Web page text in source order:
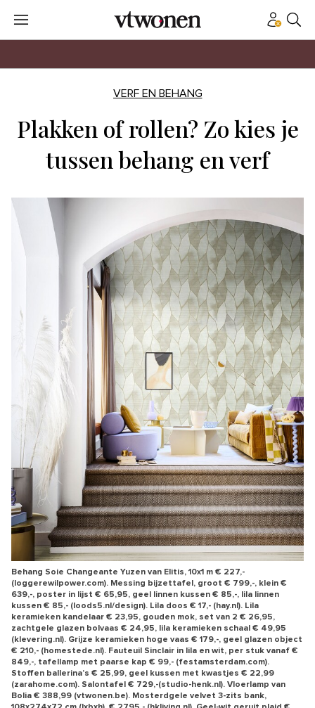
VERF EN BEHANG
Plakken of rollen? Zo kies je
tussen behang en verf
Behang Soie Changeante Yuzen van Elitis, 10x1 m € 227,-
(loggerewilpower.com). Messing bijzettafel, groot € 799,-, klein €
639,-, poster in lijst € 65,95, geel linnen kussen € 85,-, lila linnen
kussen € 85,- (loods5.nl/design). Lila doos € 17,- (hay.nl). Lila
keramieken kandelaar € 23,95, gouden mok, set van 2 € 26,95,
zachtgele glazen bolvaas € 24,95, lila keramieken schaal € 49,95
(klevering.nl). Grijze keramieken hoge vaas € 179,-, geel glazen object
€ 210,- (homestede.nl). Fauteuil Sinclair in lila en wit, per stuk vanaf €
849,-, tafellamp met paarse kap € 99,- (festamsterdam.com).
Stoffen ballerina’s € 25,99, geel kussen met kwastjes € 22,99
(zarahome.com). Salontafel € 729,-(studio-henk.nl). Vloerlamp van
Bolia € 388,99 (vtwonen.be). Mosterdgele velvet 3-zits bank,